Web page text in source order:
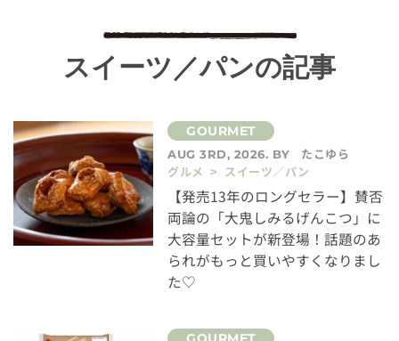
スイーツ／パンの記事
AUG 3RD, 2026. BY
たこゆら
グルメ > スイーツ／パン
【発売13年のロングセラー】賛否
両論の「大鬼しみるげんこつ」に
大容量セットが新登場！話題のあ
られがもっと買いやすくなりまし
た♡